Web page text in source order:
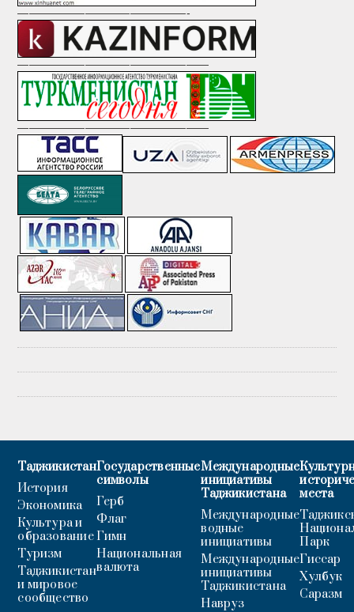
———————————————-
—————————————————
—————————————————
Таджикистан
История
Экономика
Культура и
образование
Туризм
Таджикистан
и мировое
сообщество
Государственные
символы
Герб
Флаг
Гимн
Национальная
валюта
Международные
инициативы
Таджикистана
Международные
водные
инициативы
Международные
инициативы
Таджикистана
Навруз
места
Парк
Гиссар
Хулбук
Саразм